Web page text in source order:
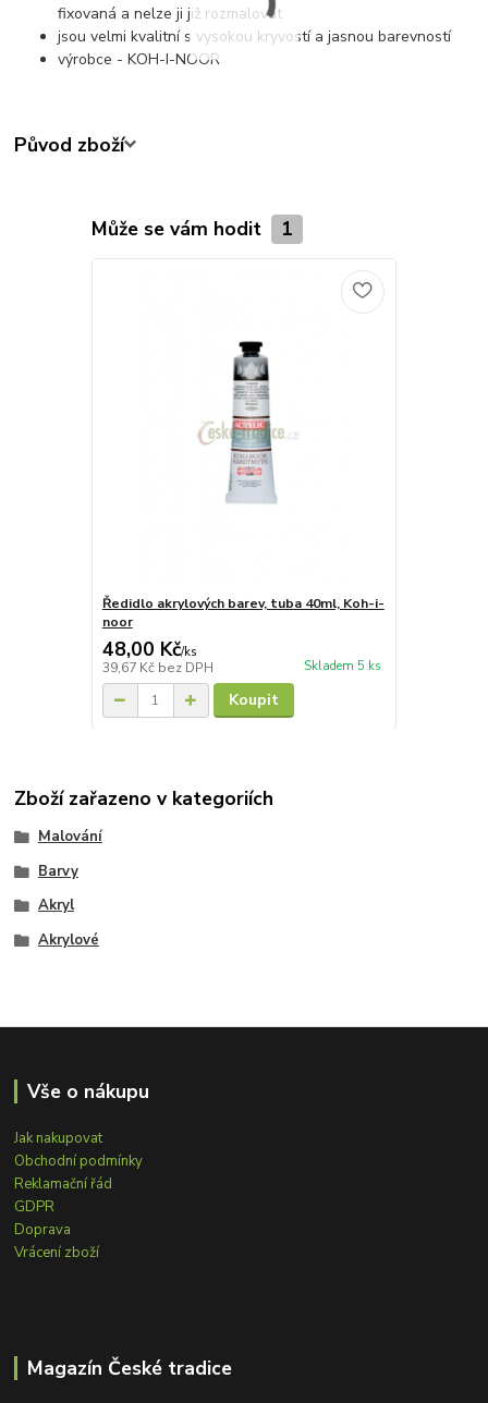
fixovaná a nelze ji již rozmalovat
jsou velmi kvalitní s vysokou kryvostí a jasnou barevností
výrobce - KOH-I-NOOR
Původ zboží
Může se vám hodit 1
Ředidlo akrylových barev, tuba 40ml, Koh-i-
noor
48,00 Kč/ks
39,67 Kč bez DPH Skladem 5 ks
Koupit
Zboží zařazeno v kategoriích
Malování
Barvy
Akryl
Akrylové
Vše o nákupu
Jak nakupovat
Obchodní podmínky
Reklamační řád
GDPR
Doprava
Vrácení zboží
Magazín České tradice